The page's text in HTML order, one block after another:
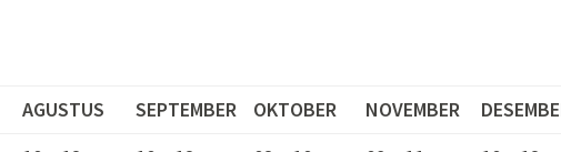
AGUSTUS SEPTEMBER OKTOBER NOVEMBER